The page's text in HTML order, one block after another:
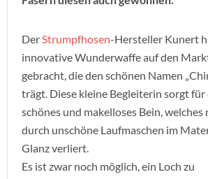
DerStrumpfhosen-Hersteller Kunert
innovative Wunderwaffe auf den
gebracht, die den schönen Namen
trägt. Diese kleine Begleiterin sorgt für
schönes und makelloses Bein, welches
durch unschöne Laufmaschen im
Glanz verliert.
Es ist zwar noch möglich, ein Loch zu